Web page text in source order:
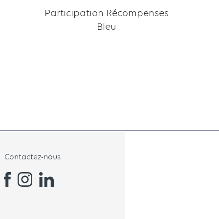
Participation Récompenses
Bleu
Contactez-nous